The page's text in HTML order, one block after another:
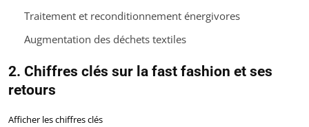
Traitement et reconditionnement énergivores
Augmentation des déchets textiles
2. Chiffres clés sur la fast fashion et ses
retours
Afficher les chiffres clés